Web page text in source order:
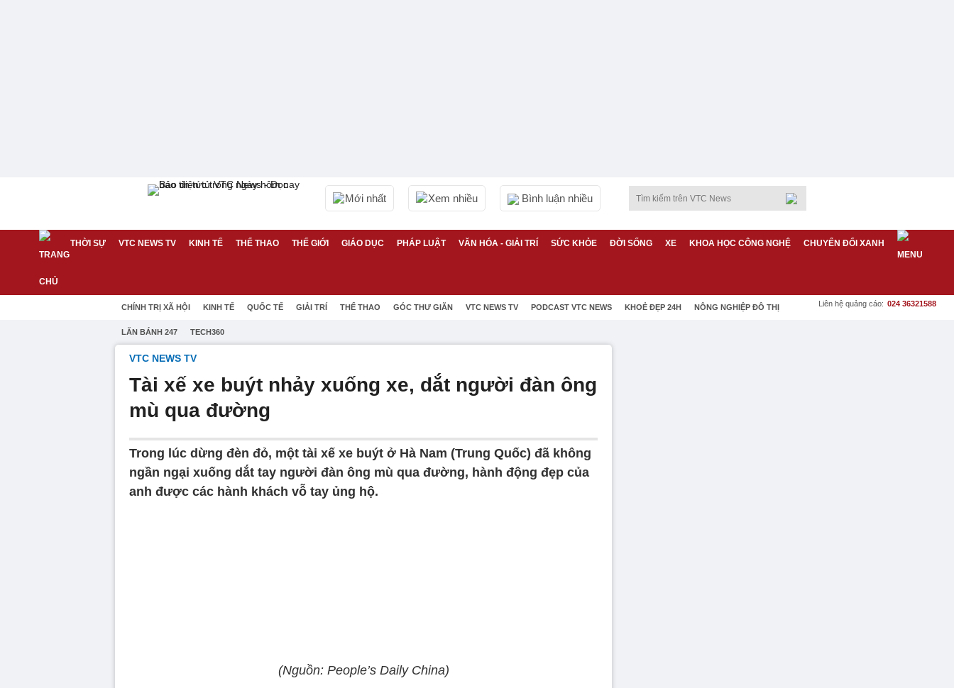
Mới nhất Xem nhiều Bình luận nhiều
THỜI SỰ VTC NEWS TV KINH TẾ THỂ THAO THẾ GIỚI GIÁO DỤC PHÁP LUẬT VĂN HÓA - GIẢI TRÍ SỨC KHỎE ĐỜI SỐNG XE KHOA HỌC CÔNG NGHỆ CHUYỂN ĐỔI XANH
CHÍNH TRỊ XÃ HỘI KINH TẾ QUỐC TẾ GIẢI TRÍ THỂ THAO GÓC THƯ GIÃN VTC NEWS TV PODCAST VTC NEWS KHOẺ ĐẸP 24H NÔNG NGHIỆP ĐÔ THỊ
LĂN BÁNH 247 TECH360
Liên hệ quảng cáo: 024 36321588
VTC NEWS TV
Tài xế xe buýt nhảy xuống xe, dắt người đàn ông
mù qua đường
Trong lúc dừng đèn đỏ, một tài xế xe buýt ở Hà Nam (Trung Quốc) đã không
ngần ngại xuống dắt tay người đàn ông mù qua đường, hành động đẹp của
anh được các hành khách vỗ tay ủng hộ.
(Nguồn: People’s Daily China)